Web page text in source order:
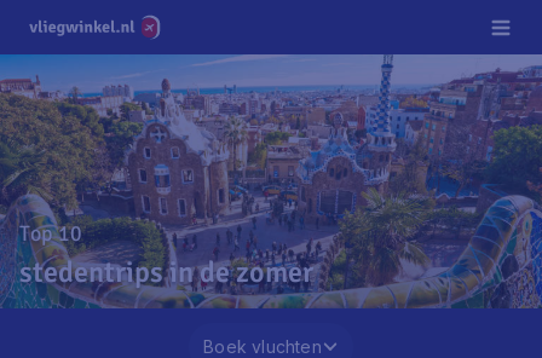
Top 10
stedentrips in de zomer
Boek vluchten